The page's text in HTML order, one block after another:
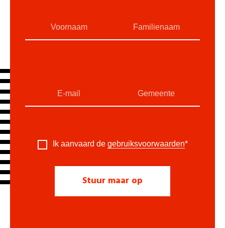
Ik aanvaard de gebruiksvoorwaarden*